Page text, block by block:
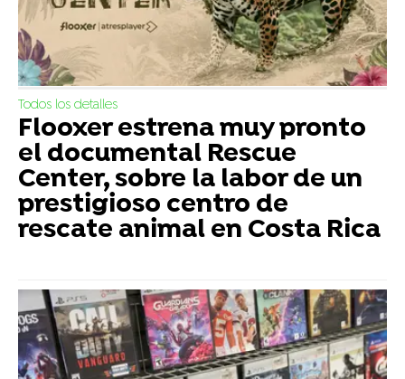
Todos los detalles
Flooxer estrena muy pronto
el documental Rescue
Center, sobre la labor de un
prestigioso centro de
rescate animal en Costa Rica